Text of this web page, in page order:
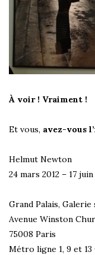
À voir ! Vraiment !
Et vous, avez-vous
Helmut Newton
24 mars 2012 – 17 juin
Grand Palais,
Avenue Winston
75008 Paris
Métro ligne 1, 9 et 13